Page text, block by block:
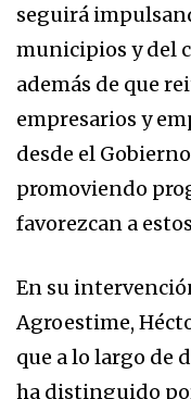
seguirá
municipios y del
además de que
empresarios y
desde el
promoviendo
favorezcan a
En su
Agroestime,
que a lo largo de
ha distinguido